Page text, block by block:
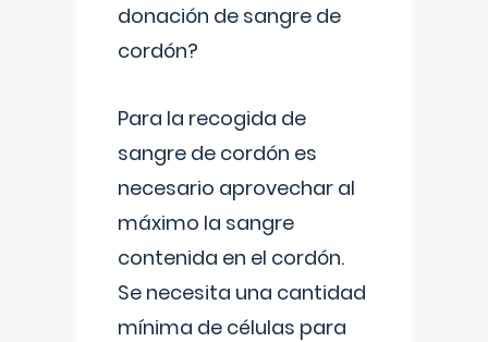
donación de sangre de
cordón?
Para la recogida de
sangre de cordón es
necesario aprovechar al
máximo la sangre
contenida en el cordón.
Se necesita una cantidad
mínima de células para